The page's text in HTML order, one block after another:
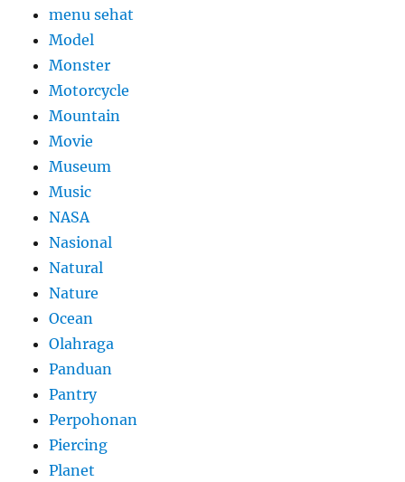
menu sehat
Model
Monster
Motorcycle
Mountain
Movie
Museum
Music
NASA
Nasional
Natural
Nature
Ocean
Olahraga
Panduan
Pantry
Perpohonan
Piercing
Planet